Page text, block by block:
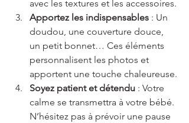
avec les textures et les accessoires.
Apportez les indispensables : Un
doudou, une couverture douce,
un petit bonnet… Ces éléments
personnalisent les photos et
apportent une touche chaleureuse.
Soyez patient et détendu : Votre
calme se transmettra à votre bébé.
N’hésitez pas à prévoir une pause